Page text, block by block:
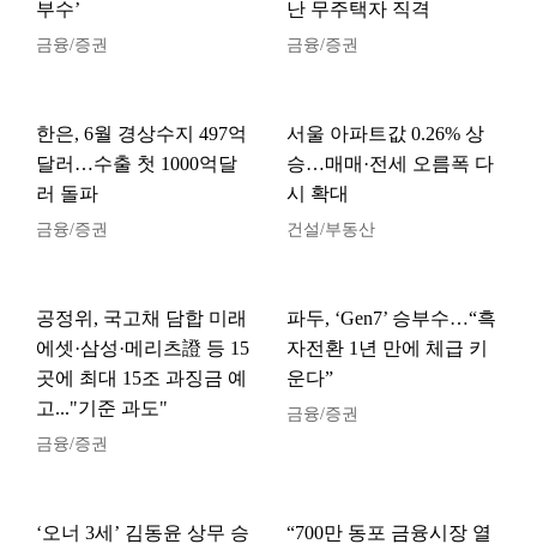
부수’
금융/증권
난 무주택자 직격
금융/증권
한은, 6월 경상수지 497억
달러…수출 첫 1000억달
러 돌파
금융/증권
서울 아파트값 0.26% 상
승…매매·전세 오름폭 다
시 확대
건설/부동산
공정위, 국고채 담합 미래
에셋·삼성·메리츠證 등 15
곳에 최대 15조 과징금 예
고..."기준 과도"
금융/증권
파두, ‘Gen7’ 승부수…“흑
자전환 1년 만에 체급 키
운다”
금융/증권
‘오너 3세’ 김동윤 상무 승
“700만 동포 금융시장 열